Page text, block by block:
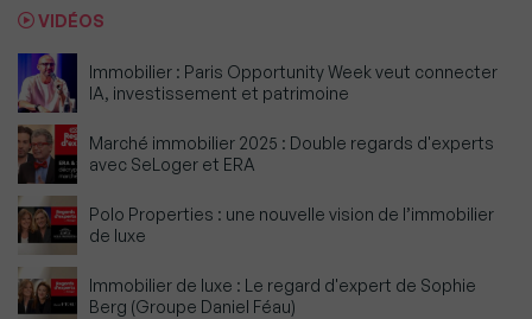
VIDÉOS
Immobilier : Paris Opportunity Week veut connecter
IA, investissement et patrimoine
Marché immobilier 2025 : Double regards d'experts
avec SeLoger et ERA
Polo Properties : une nouvelle vision de l’immobilier
de luxe
Immobilier de luxe : Le regard d'expert de Sophie
Berg (Groupe Daniel Féau)